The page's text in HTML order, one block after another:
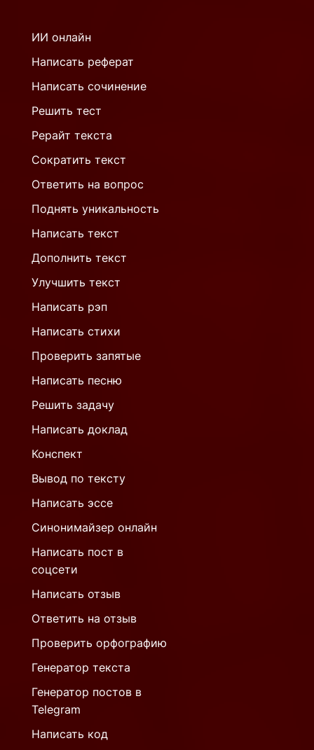
ИИ онлайн
Написать реферат
Написать сочинение
Решить тест
Рерайт текста
Сократить текст
Ответить на вопрос
Поднять уникальность
Написать текст
Дополнить текст
Улучшить текст
Написать рэп
Написать стихи
Проверить запятые
Написать песню
Решить задачу
Написать доклад
Конспект
Вывод по тексту
Написать эссе
Синонимайзер онлайн
Написать пост в
соцсети
Написать отзыв
Ответить на отзыв
Проверить орфографию
Генератор текста
Генератор постов в
Telegram
Написать код